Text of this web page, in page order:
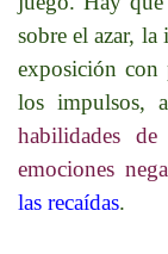
sobre el azar,
exposición con
los impulsos,
habilidades
emociones
las recaídas.